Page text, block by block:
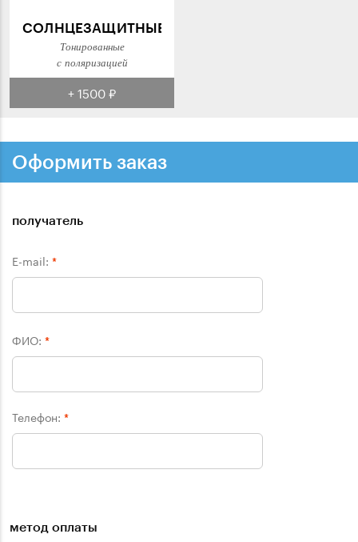
СОЛНЦЕЗАЩИТНЫЕ
Тонированные
с поляризацией
+ 1500 ₽
Оформить заказ
получатель
E-mail: *
ФИО: *
Телефон: *
метод оплаты